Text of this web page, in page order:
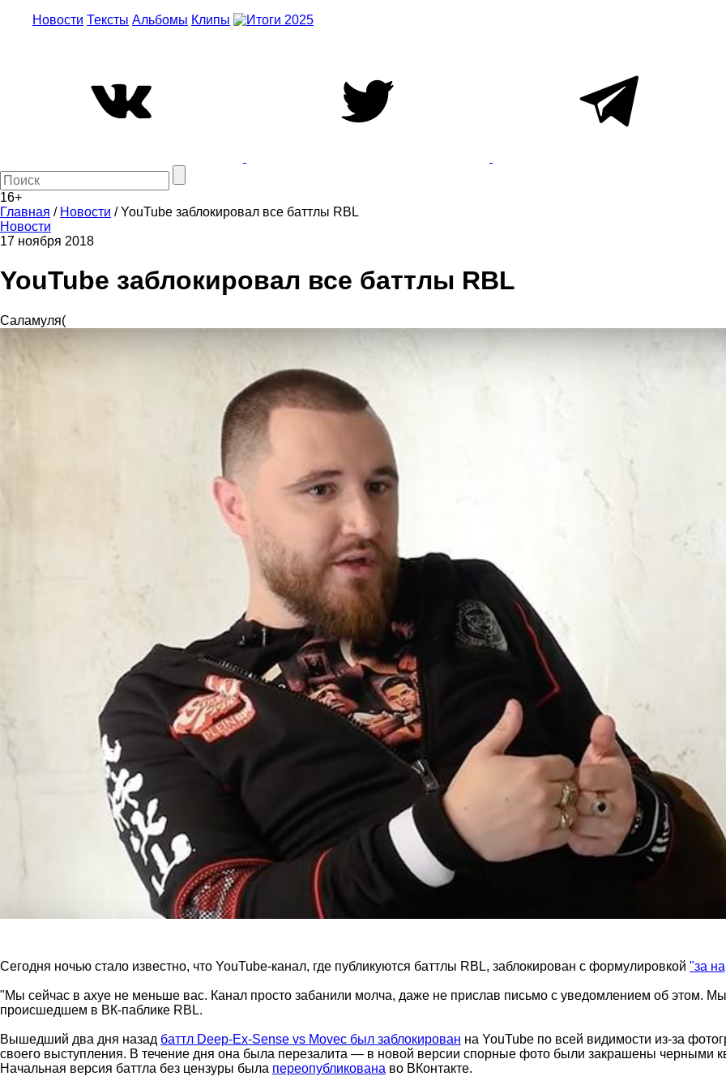
Новости Тексты Альбомы Клипы
16+
Главная / Новости /YouTube заблокировал все баттлы RBL
Новости
17 ноября 2018
YouTube заблокировал все баттлы RBL
Саламуля(
Сегодня ночью стало известно, что YouTube-канал, где публикуются баттлы RBL, заблокирован с формулировкой "за
"Мы сейчас в ахуе не меньше вас. Канал просто забанили молча, даже не прислав письмо с уведомлением об этом.
происшедшем в ВК-паблике RBL.
Вышедший два дня назад баттл Deep-Ex-Sense vs Movec был заблокирован на YouTube по всей видимости из-за
своего выступления. В течение дня она была перезалита — в новой версии спорные фото были закрашены черными
Начальная версия баттла без цензуры была переопубликована во ВКонтакте.